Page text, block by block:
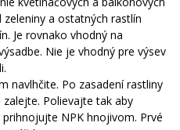
a ostatných rastlín
Je rovnako vhodný na
Nie je vhodný pre výsev
navlhčite. Po zasadení rastliny
Polievajte tak aby
NPK hnojivom. Prvé